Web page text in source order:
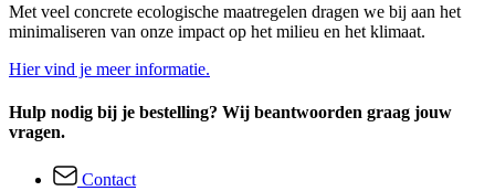
Met veel concrete ecologische maatregelen dragen we bij aan het
minimaliseren van onze impact op het milieu en het klimaat.
Hier vind je meer informatie.
Hulp nodig bij je bestelling? Wij beantwoorden graag jouw
vragen.
Contact